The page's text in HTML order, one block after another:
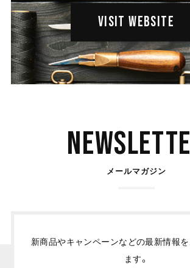
VISIT WEBSITE
メールマガジン
新商品やキャンペーンなどの最新情報
ます。